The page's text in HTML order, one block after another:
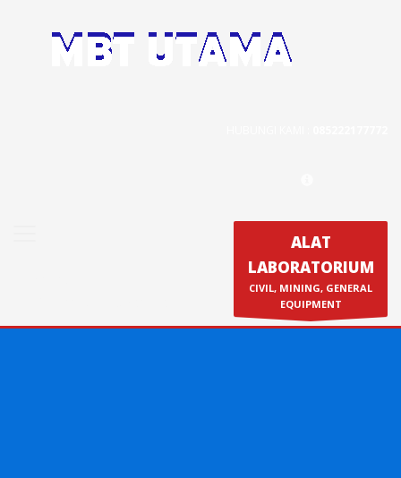
Contact Us
ALAT
LABORATORIUM
CIVIL, MINING, GENERAL
EQUIPMENT